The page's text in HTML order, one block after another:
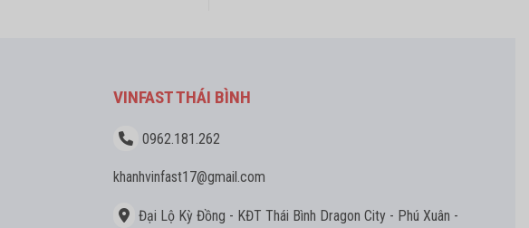
VINFAST THÁI BÌNH
0962.181.262
khanhvinfast17@gmail.com
Đại Lộ Kỳ Đồng - KĐT Thái Bình Dragon City - Phú Xuân -